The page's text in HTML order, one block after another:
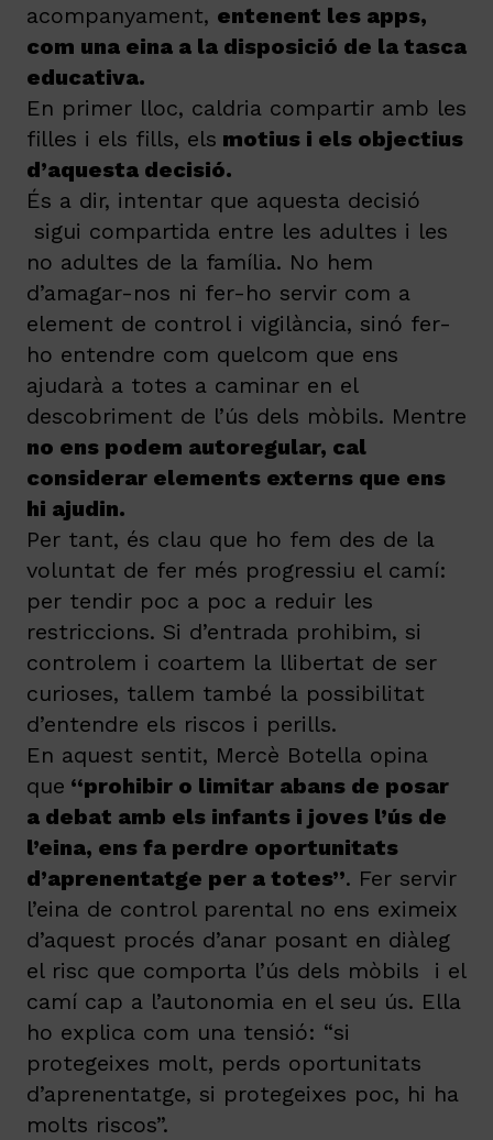
acompanyament, entenent les apps,
com una eina a la disposició de la tasca
educativa.
En primer lloc, caldria compartir amb les
filles i els fills, els motius i els objectius
d’aquesta decisió.
És a dir, intentar que aquesta decisió
sigui compartida entre les adultes i les
no adultes de la família. No hem
d’amagar-nos ni fer-ho servir com a
element de control i vigilància, sinó fer-
ho entendre com quelcom que ens
ajudarà a totes a caminar en el
descobriment de l’ús dels mòbils. Mentre
no ens podem autoregular, cal
considerar elements externs que ens
hi ajudin.
Per tant, és clau que ho fem des de la
voluntat de fer més progressiu el camí:
per tendir poc a poc a reduir les
restriccions. Si d’entrada prohibim, si
controlem i coartem la llibertat de ser
curioses, tallem també la possibilitat
d’entendre els riscos i perills.
En aquest sentit, Mercè Botella opina
que “prohibir o limitar abans de posar
a debat amb els infants i joves l’ús de
l’eina, ens fa perdre oportunitats
d’aprenentatge per a totes”. Fer servir
l’eina de control parental no ens eximeix
d’aquest procés d’anar posant en diàleg
el risc que comporta l’ús dels mòbils i el
camí cap a l’autonomia en el seu ús. Ella
ho explica com una tensió: “si
protegeixes molt, perds oportunitats
d’aprenentatge, si protegeixes poc, hi ha
molts riscos”.